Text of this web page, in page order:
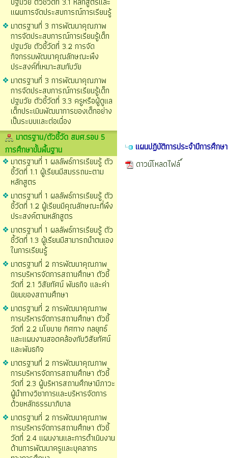
แผนการจัดประสบการณ์การเรียนรู้
มาตรฐานที่ 3 การพัฒนาคุณภาพ
การจัดประสบการณ์การเรียนรู้เด็ก
ปฐมวัย ตัวชี้วัดที่ 3.2 การจัด
กิจกรรมพัฒนาคุณลักษณะพึง
ประสงค์ที่เหมาะสมกับวัย
มาตรฐานที่ 3 การพัฒนาคุณภาพ
การจัดประสบการณ์การเรียนรู้เด็ก
ปฐมวัย ตัวชี้วัดที่ 3.3 ครูหรือผู้ดูแล
เด็กประเมินพัฒนาการของเด็กอย่าง
เป็นระบบและต่อเนื่อง
มาตรฐาน/ตัวชี้วัด สมศ.รอบ 5
การศึกษาขั้นพื้นฐาน
มาตรฐานที่ 1 ผลลัพธ์การเรียนรู้ ตัว
ชี้วัดที่ 1.1 ผู้เรียนมีสมรรถนะตาม
หลักสูตร
มาตรฐานที่ 1 ผลลัพธ์การเรียนรู้ ตัว
ชี้วัดที่ 1.2 ผู้เรียนมีคุณลักษณะที่พึง
ประสงค์ตามหลักสูตร
มาตรฐานที่ 1 ผลลัพธ์การเรียนรู้ ตัว
ชี้วัดที่ 1.3 ผู้เรียนมีสามารถนำตนเอง
ในการเรียนรู้
มาตรฐานที่ 2 การพัฒนาคุณภาพ
การบริหารจัดการสถานศึกษา ตัวชี้
วัดที่ 2.1 วิสัยทัศน์ พันธกิจ และค่า
นิยมของสถานศึกษา
มาตรฐานที่ 2 การพัฒนาคุณภาพ
การบริหารจัดการสถานศึกษา ตัวชี้
วัดที่ 2.2 นโยบาย ทิศทาง กลยุทธ์
และแผนงานสอดคล้องกับวิสัยทัศน์
และพันธกิจ
มาตรฐานที่ 2 การพัฒนาคุณภาพ
การบริหารจัดการสถานศึกษา ตัวชี้
วัดที่ 2.3 ผู้บริหารสถานศึกษามีภาวะ
ผู้นำทางวิชาการและบริหารจัดการ
ด้วยหลักธรรมาภิบาล
มาตรฐานที่ 2 การพัฒนาคุณภาพ
การบริหารจัดการสถานศึกษา ตัวชี้
วัดที่ 2.4 แผนงานและการดำเนินงาน
ด้านการพัฒนาครูและบุคลากร
แผนปฏิบัติการประจำปีการศึกษ
ดาวน์โหลดไฟล์